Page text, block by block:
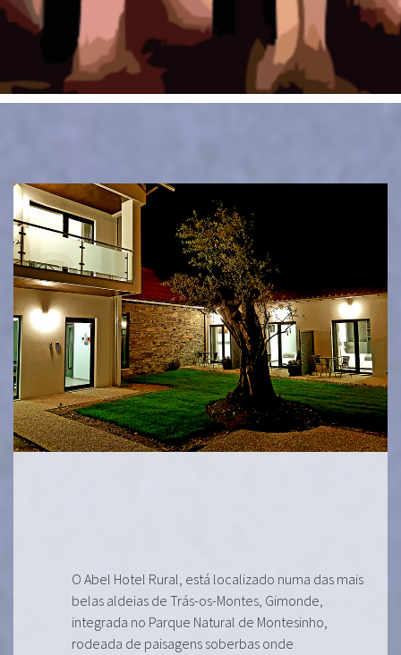
O Abel Hotel Rural, está localizado numa das mais
belas aldeias de Trás-os-Montes, Gimonde,
integrada no Parque Natural de Montesinho,
rodeada de paisagens soberbas onde